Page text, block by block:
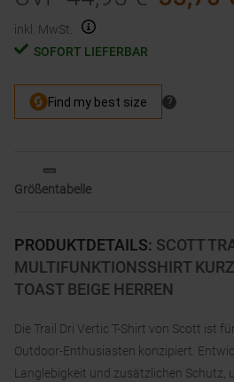
PRODUKTDETAILS: SCOTT
MULTIFUNKTIONSSHIRT
TOAST BEIGE HERREN
Die Trail Dri Vertic T-Shirt von Scott ist
Outdoor-Enthusiasten konzipiert.
Langlebigkeit und zusätzlichen Schutz,
inkl. MwSt.
SOFORT LIEFERBAR
Größentabelle